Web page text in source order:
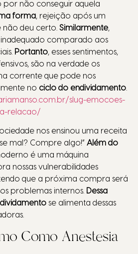
por não conseguir aquela
forma, rejeição após um
deu certo. Similarmente,
inadequado comparado aos
Portanto, esses sentimentos,
são na verdade os
corrente que pode nos
no ciclo do endividamento
slug-emocoes-
relacao/
nos ensinou uma receita
mal? Compre algo!” Além do
é uma máquina
nossas vulnerabilidades
que a próxima compra será
problemas internos. Dessa
se alimenta dessas
Como Anestesia